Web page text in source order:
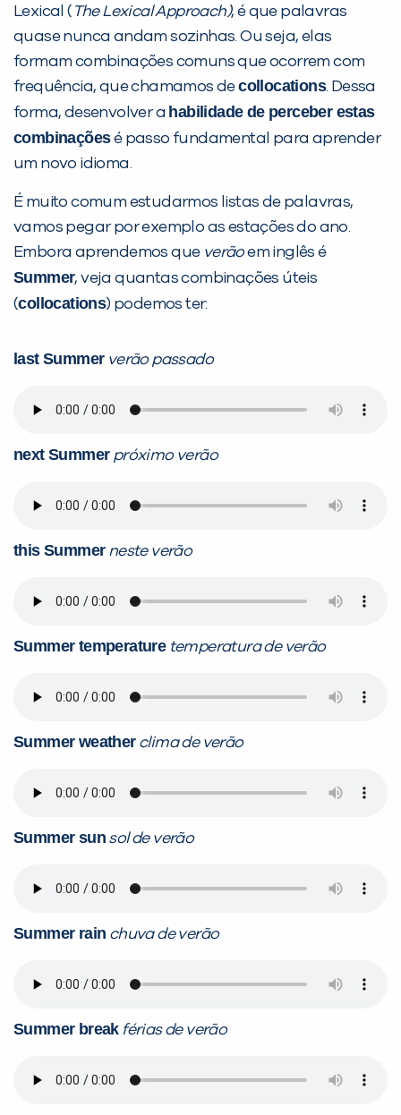
Lexical ( The Lexical Approach), é que palavras
quase nunca andam sozinhas. Ou seja, elas
formam combinações comuns que ocorrem com
frequência, que chamamos decollocations. Dessa
forma, desenvolver a habilidade de perceber estas
combinaçõesé passo fundamental para aprender
um novo idioma.
É muito comum estudarmos listas de palavras,
vamos pegar por exemplo as estações do ano.
Embora aprendemos que verãoem inglês é
Summer, veja quantas combinações úteis
(collocations) podemos ter:
last Summer verão passado
next Summer próximo verão
this Summer neste verão
Summer temperature temperatura de verão
Summer weather clima de verão
Summer sun sol de verão
Summer rain chuva de verão
Summer break férias de verão
Preencha com seus dados abaixo e
já vamos te colocar em contato
com a
Você é aluno inFlux?